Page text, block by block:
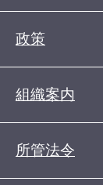
政策
組織案内
所管法令